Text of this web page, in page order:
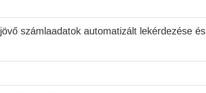
számlaadatok automatizált lekérdezése és